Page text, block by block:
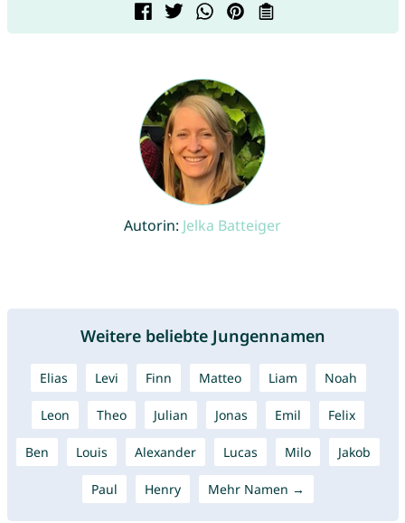
Autorin: Jelka Batteiger
Weitere beliebte Jungennamen
Elias Levi Finn Matteo Liam Noah
Leon Theo Julian Jonas Emil Felix
Ben Louis Alexander Lucas Milo Jakob
Paul Henry Mehr Namen →